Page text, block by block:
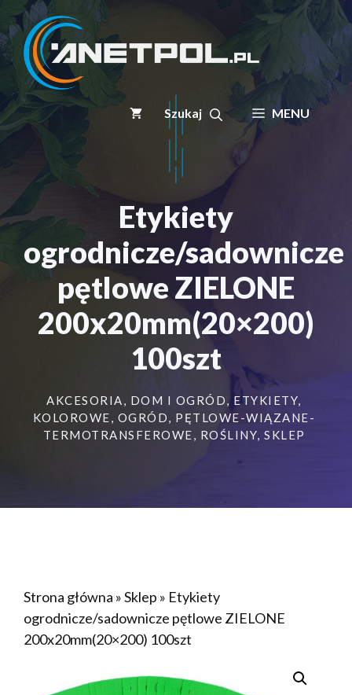
Przejdź
do
treści
MENU
Etykiety
ogrodnicze/sadownicze
pętlowe ZIELONE
200x20mm(20×200)
100szt
AKCESORIA, DOM I OGRÓD, ETYKIETY,
KOLOROWE, OGRÓD, PĘTLOWE-WIĄZANE-
TERMOTRANSFEROWE, ROŚLINY, SKLEP
Strona główna »Sklep » Etykiety
ogrodnicze/sadownicze pętlowe ZIELONE
200x20mm(20×200) 100szt